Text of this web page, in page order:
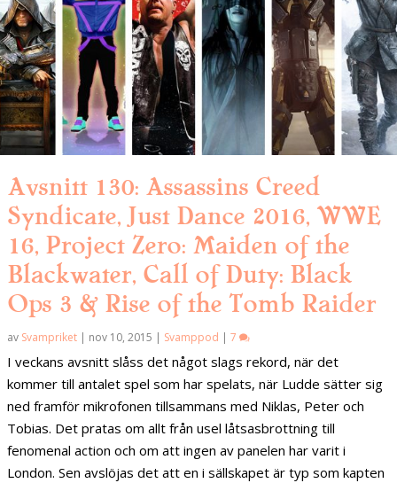
Avsnitt 130: Assassins Creed
Syndicate, Just Dance 2016, WWE
16, Project Zero: Maiden of the
Blackwater, Call of Duty: Black
Ops 3 & Rise of the Tomb Raider
av Svampriket nov 10, 2015 Svamppod 7
I veckans avsnitt slåss det något slags rekord, när det
kommer till antalet spel som har spelats, när Ludde sätter sig
ned framför mikrofonen tillsammans med Niklas, Peter och
Tobias. Det pratas om allt från usel låtsasbrottning till
fenomenal action och om att ingen av panelen har varit i
London. Sen avslöjas det att en i sällskapet är typ som kapten